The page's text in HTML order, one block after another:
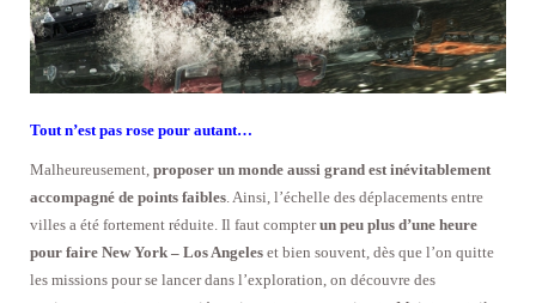
Tout n’est pas rose pour autant…
Malheureusement, proposer un monde aussi grand est inévitablement
accompagné de points faibles. Ainsi, l’échelle des déplacements entre
villes a été fortement réduite. Il faut compterun peu plus d’une heure
pour faire New York – Los Angeles et bien souvent, dès que l’on quitte
les missions pour se lancer dans l’exploration, on découvre des